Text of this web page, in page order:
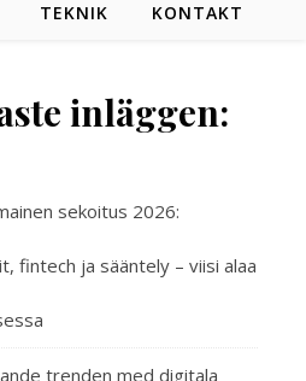
TEKNIK KONTAKT
inläggen:
sekoitus 2026:
fintech ja sääntely – viisi alaa
trenden med digitala